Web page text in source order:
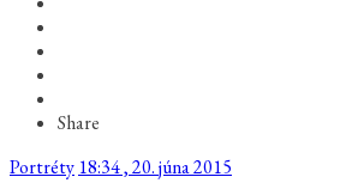
Share
Portréty 18:34 , 20. júna 2015